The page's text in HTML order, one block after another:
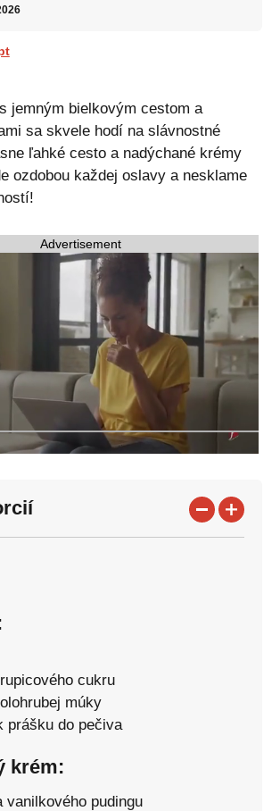
jemným bielkovým cestom a
sa skvele hodí na slávnostné
ľahké cesto a nadýchané krémy
ozdobou každej oslavy a nesklame
Advertisement
cukru
múky
prášku do pečiva
krém:
vanilkového pudingu